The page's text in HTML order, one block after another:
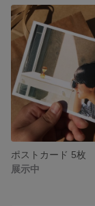
ポストカード 5枚
展示中